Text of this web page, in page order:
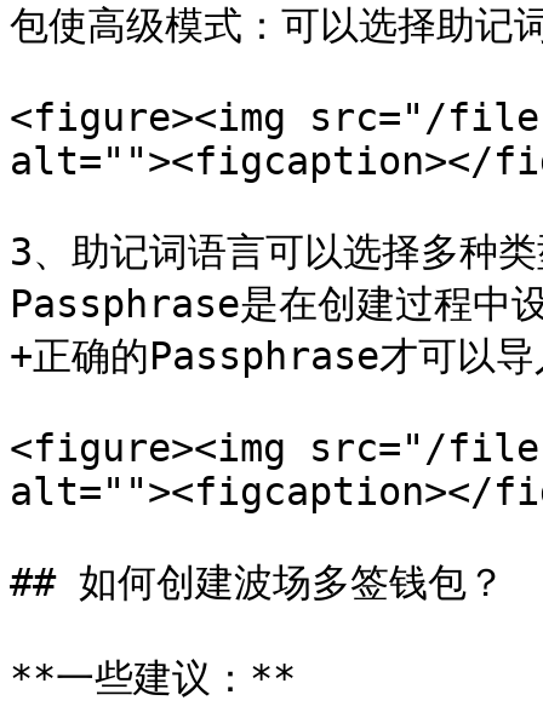
包使高级模式：可以选择助
<figure><img src="/files/
alt=""><figcaption></
3、助记词语言可以选择多种
Passphrase是在创建过程中
+正确的Passphrase才可以导
<figure><img src="/files/
alt=""><figcaption></
## 如何创建波场多签钱包？
**一些建议：**